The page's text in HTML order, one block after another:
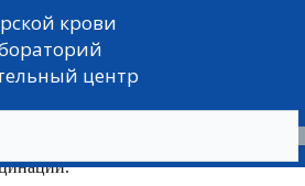
крови
центр
первой вакцинацией. Если
слишком рано, то наличие в его
антител не позволит
поствакцинальному
данного теста можно
иммунного статуса питомца к